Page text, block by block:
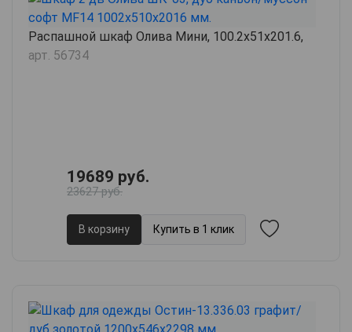
Распашной шкаф Олива Мини, 100.2х51х201.6,
арт. 56734
19689 руб.
23627 руб.
В корзину Купить в 1 клик